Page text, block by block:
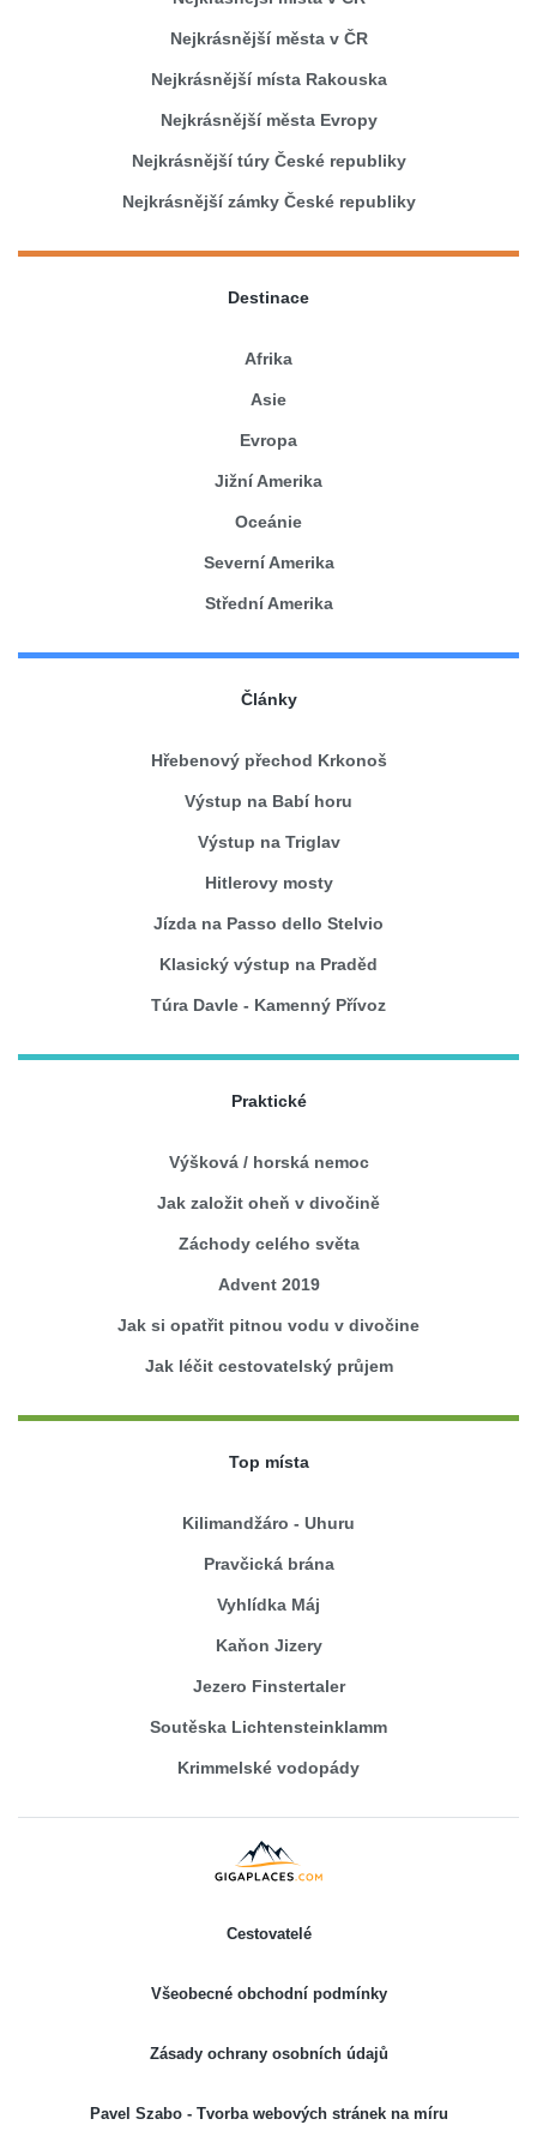
Nejkrásnější města v ČR
Nejkrásnější místa Rakouska
Nejkrásnější města Evropy
Nejkrásnější túry České republiky
Nejkrásnější zámky České republiky
Destinace
Afrika
Asie
Evropa
Jižní Amerika
Oceánie
Severní Amerika
Střední Amerika
Články
Hřebenový přechod Krkonoš
Výstup na Babí horu
Výstup na Triglav
Hitlerovy mosty
Jízda na Passo dello Stelvio
Klasický výstup na Praděd
Túra Davle - Kamenný Přívoz
Praktické
Výšková / horská nemoc
Jak založit oheň v divočině
Záchody celého světa
Advent 2019
Jak si opatřit pitnou vodu v divočine
Jak léčit cestovatelský průjem
Top místa
Kilimandžáro - Uhuru
Pravčická brána
Vyhlídka Máj
Kaňon Jizery
Jezero Finstertaler
Soutěska Lichtensteinklamm
Krimmelské vodopády
Cestovatelé
Všeobecné obchodní podmínky
Zásady ochrany osobních údajů
Pavel Szabo - Tvorba webových stránek na míru